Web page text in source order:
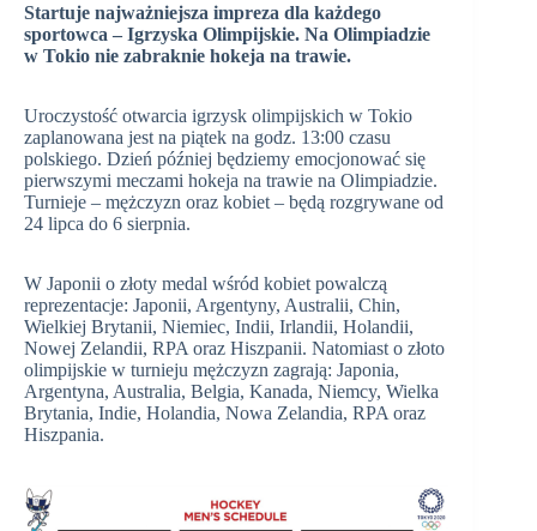
Startuje najważniejsza impreza dla każdego
sportowca – Igrzyska Olimpijskie. Na Olimpiadzie
w Tokio nie zabraknie hokeja na trawie.
Uroczystość otwarcia igrzysk olimpijskich w Tokio
zaplanowana jest na piątek na godz. 13:00 czasu
polskiego. Dzień później będziemy emocjonować się
pierwszymi meczami hokeja na trawie na Olimpiadzie.
Turnieje – mężczyzn oraz kobiet – będą rozgrywane od
24 lipca do 6 sierpnia.
W Japonii o złoty medal wśród kobiet powalczą
reprezentacje: Japonii, Argentyny, Australii, Chin,
Wielkiej Brytanii, Niemiec, Indii, Irlandii, Holandii,
Nowej Zelandii, RPA oraz Hiszpanii. Natomiast o złoto
olimpijskie w turnieju mężczyzn zagrają: Japonia,
Argentyna, Australia, Belgia, Kanada, Niemcy, Wielka
Brytania, Indie, Holandia, Nowa Zelandia, RPA oraz
Hiszpania.